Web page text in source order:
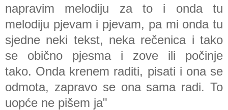
napravim melodiju za to i onda tu
melodiju pjevam i pjevam, pa mi onda tu
sjedne neki tekst, neka rečenica i tako
se obično pjesma i zove ili počinje
tako. Onda krenem raditi, pisati i ona se
odmota, zapravo se ona sama radi. To
uopće ne pišem ja"